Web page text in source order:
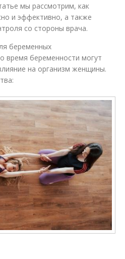
мы рассмотрим, как
и эффективно, а также
со стороны врача.
беременных
время беременности могут
на организм женщины.